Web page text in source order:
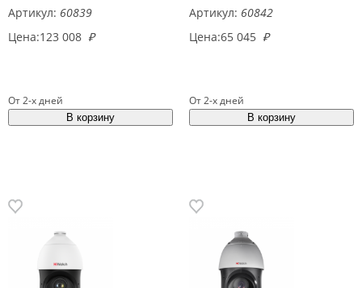
Артикул: 60839
Цена:123 008 ₽
От 2-х дней
Артикул: 60842
Цена:65 045 ₽
От 2-х дней